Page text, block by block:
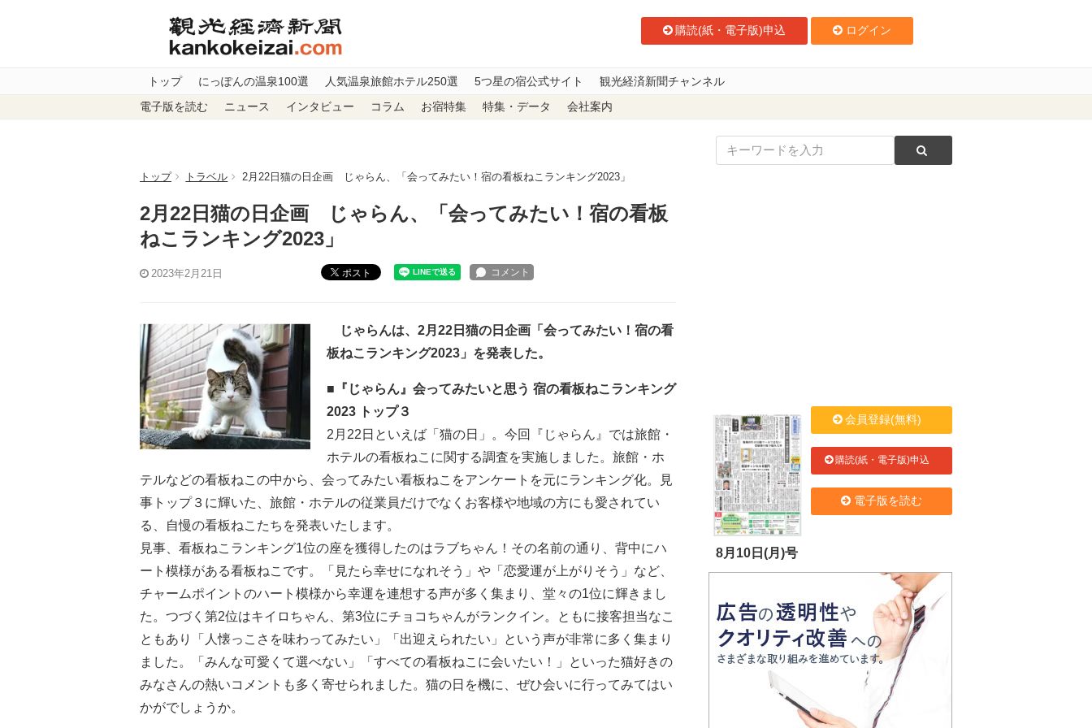
購読(紙・電子版)申込 ログイン
トップ にっぽんの温泉100選 人気温泉旅館ホテル250選 5つ星の宿公式サイト 観光経済新聞チャンネル
電子版を読む ニュース インタビュー コラム お宿特集 特集・データ 会社案内
トップ トラベル 2月22日猫の日企画 じゃらん、「会ってみたい！宿の看板ねこランキング2023」
2月22日猫の日企画 じゃらん、「会ってみたい！宿の看板
ねこランキング2023」
2023年2月21日 ポスト
じゃらんは、2月22日猫の日企画「会ってみたい！宿の看
板ねこランキング2023」を発表した。
■『じゃらん』会ってみたいと思う 宿の看板ねこランキング
2023 トップ３
2月22日といえば「猫の日」。今回『じゃらん』では旅館・
ホテルの看板ねこに関する調査を実施しました。旅館・ホ
テルなどの看板ねこの中から、会ってみたい看板ねこをアンケートを元にランキング化。見
事トップ３に輝いた、旅館・ホテルの従業員だけでなくお客様や地域の方にも愛されてい
る、自慢の看板ねこたちを発表いたします。
見事、看板ねこランキング1位の座を獲得したのはラブちゃん！その名前の通り、背中にハ
ート模様がある看板ねこです。「見たら幸せになれそう」や「恋愛運が上がりそう」など、
チャームポイントのハート模様から幸運を連想する声が多く集まり、堂々の1位に輝きまし
た。つづく第2位はキイロちゃん、第3位にチョコちゃんがランクイン。ともに接客担当なこ
ともあり「人懐っこさを味わってみたい」「出迎えられたい」という声が非常に多く集まり
ました。「みんな可愛くて選べない」「すべての看板ねこに会いたい！」といった猫好きの
みなさんの熱いコメントも多く寄せられました。猫の日を機に、ぜひ会いに行ってみてはい
かがでしょうか。
8月10日(月)号
会員登録(無料)
購読(紙・電子版)申込
電子版を読む